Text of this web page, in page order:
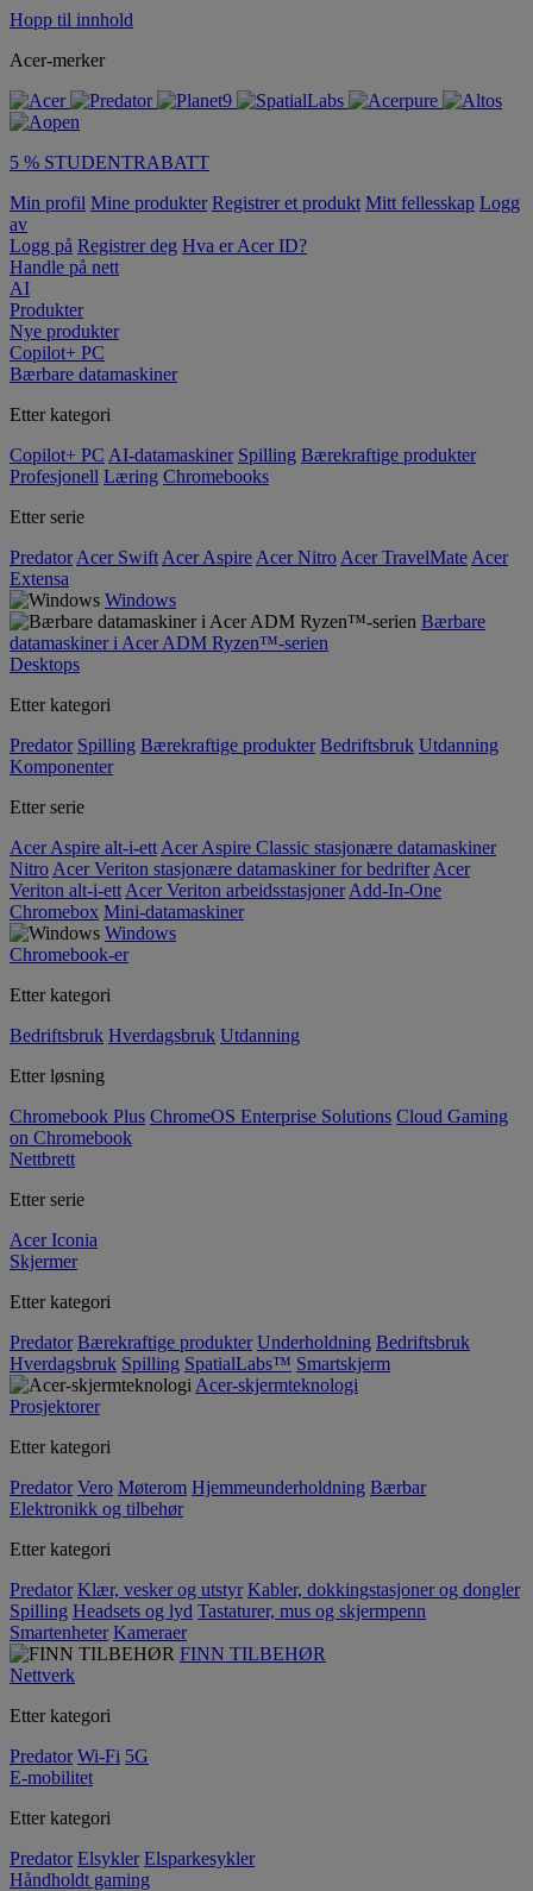
Hopp til innhold
Acer-merker
5 % STUDENTRABATT
Min profil Mine produkter Registrer et produkt Mitt fellesskap Logg
av
Logg på Registrer deg Hva er Acer ID?
Handle på nett
AI
Produkter
Nye produkter
Copilot+ PC
Bærbare datamaskiner
Etter kategori
Copilot+ PC AI-datamaskiner Spilling Bærekraftige produkter
Profesjonell Læring Chromebooks
Etter serie
Predator Acer Swift Acer Aspire Acer Nitro Acer TravelMate Acer
Extensa
Windows
Bærbare
datamaskiner i Acer ADM Ryzen™-serien
Desktops
Etter kategori
Predator Spilling Bærekraftige produkter Bedriftsbruk Utdanning
Komponenter
Etter serie
Acer Aspire alt-i-ett Acer Aspire Classic stasjonære datamaskiner
Nitro Acer Veriton stasjonære datamaskiner for bedrifter Acer
Veriton alt-i-ett Acer Veriton arbeidsstasjoner Add-In-One
Chromebox Mini-datamaskiner
Windows
Chromebook-er
Etter kategori
Bedriftsbruk Hverdagsbruk Utdanning
Etter løsning
Chromebook Plus ChromeOS Enterprise Solutions Cloud Gaming
on Chromebook
Nettbrett
Etter serie
Acer Iconia
Skjermer
Etter kategori
Predator Bærekraftige produkter Underholdning Bedriftsbruk
Hverdagsbruk Spilling SpatialLabs™ Smartskjerm
Acer-skjermteknologi
Prosjektorer
Etter kategori
Predator Vero Møterom Hjemmeunderholdning Bærbar
Elektronikk og tilbehør
Etter kategori
Predator Klær, vesker og utstyr Kabler, dokkingstasjoner og dongler
Spilling Headsets og lyd Tastaturer, mus og skjermpenn
Smartenheter Kameraer
FINN TILBEHØR
Nettverk
Etter kategori
Predator Wi-Fi 5G
E-mobilitet
Etter kategori
Predator Elsykler Elsparkesykler
Håndholdt gaming